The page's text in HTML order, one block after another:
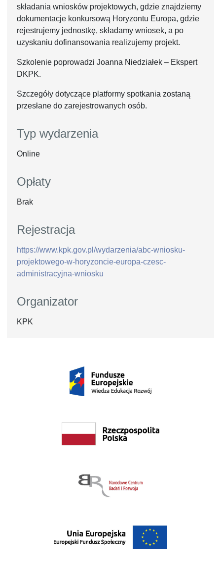
składania wniosków projektowych, gdzie znajdziemy
dokumentacje konkursową Horyzontu Europa, gdzie
rejestrujemy jednostkę, składamy wniosek, a po
uzyskaniu dofinansowania realizujemy projekt.
Szkolenie poprowadzi Joanna Niedziałek – Ekspert
DKPK.
Szczegóły dotyczące platformy spotkania zostaną
przesłane do zarejestrowanych osób.
Typ wydarzenia
Online
Opłaty
Brak
Rejestracja
https://www.kpk.gov.pl/wydarzenia/abc-wniosku-
projektowego-w-horyzoncie-europa-czesc-
administracyjna-wniosku
Organizator
KPK